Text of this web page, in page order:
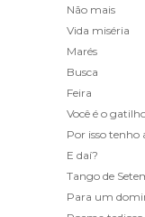
Não mais
Vida miséria
Marés
Busca
Feira
Você é o
Por isso tenho
E daí?
Tango de
Para um